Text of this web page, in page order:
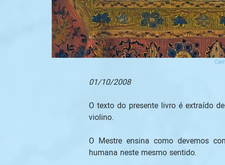
01/10/2008
O texto do presente livro é extraído
violino.
O Mestre ensina como devemos
humana neste mesmo sentido.